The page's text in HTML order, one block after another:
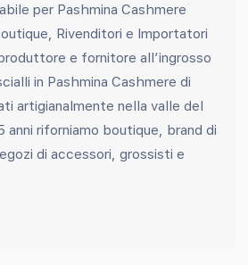
per Pashmina Cashmere
Rivenditori e Importatori
e fornitore all’ingrosso
in Pashmina Cashmere di
artigianalmente nella valle del
anni riforniamo boutique, brand di
di accessori, grossisti e